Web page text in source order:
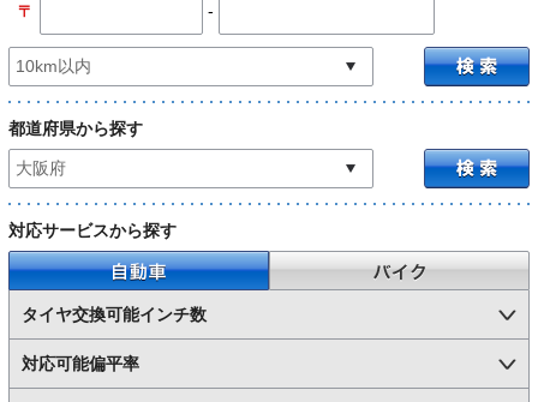
〒 -
都道府県から探す
対応サービスから探す
自動車
タイヤ交換可能インチ数
対応可能偏平率